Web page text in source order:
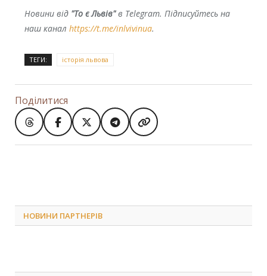
Новини від "То є Львів"в Telegram. Підписуйтесь на
наш канал https://t.me/inlvivinua.
ТЕГИ: історія львова
Поділитися
НОВИНИ ПАРТНЕРІВ